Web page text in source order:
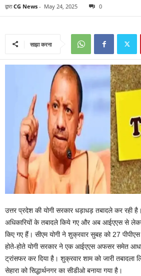
द्वारा CG News - May 24, 2025 0
साझा करना
उत्तर प्रदेश की योगी सरकार धड़ाधड़ तबादले कर रही
अधिकारियों के तबादले किये गए और अब आईएएस से लेकर
किए गए हैं। सीएम योगी ने शुक्रवार सुबह को 27
होते-होते योगी सरकार ने एक आईएएस अफसर समेत
ट्रांसफर कर दिया है। शुक्रवार शाम को जारी
सेहारा को सिद्धार्थनगर का सीडीओ बनाया गया है।